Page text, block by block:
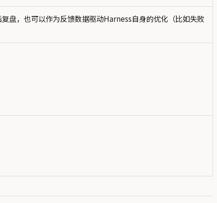
盘，也可以作为反馈数据驱动Harness自身的优化（比如失败